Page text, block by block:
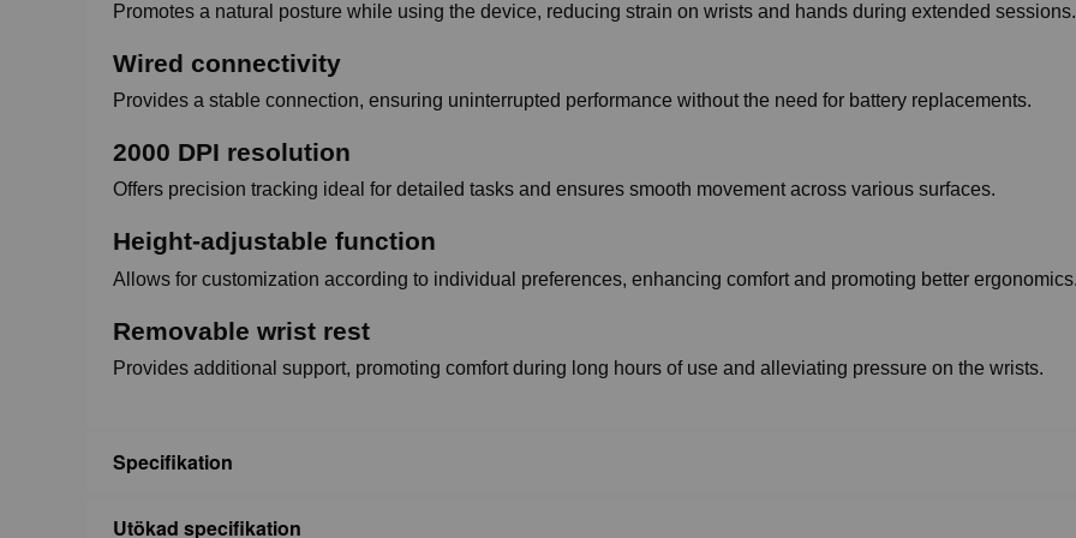
Promotes a natural posture while using the device, reducing strain on wrists and hands during extended sessions.
Wired connectivity
Provides a stable connection, ensuring uninterrupted performance without the need for battery replacements.
2000 DPI resolution
Offers precision tracking ideal for detailed tasks and ensures smooth movement across various surfaces.
Height-adjustable function
Allows for customization according to individual preferences, enhancing comfort and promoting better
Removable wrist rest
Provides additional support, promoting comfort during long hours of use and alleviating pressure on the wrists.
Specifikation
Utökad specifikation